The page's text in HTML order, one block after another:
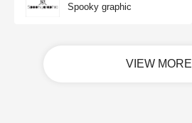
Spooky graphic
VIEW MORE